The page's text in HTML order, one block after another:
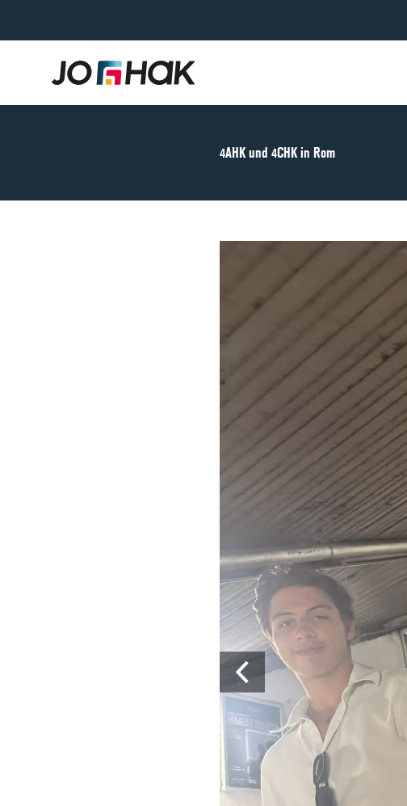
4AHK und 4CHK in Rom